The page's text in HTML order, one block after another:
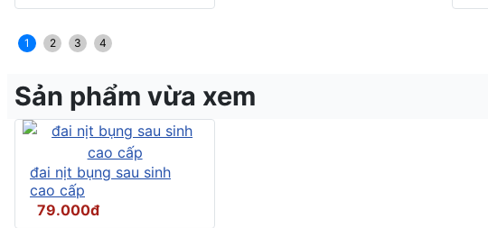
1 2 3 4
Sản phẩm vừa xem
đai nịt bụng sau sinh
cao cấp
79.000đ